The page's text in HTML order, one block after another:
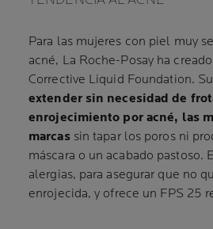
Para las mujeres con piel muy
acné, La Roche-Posay ha
Corrective Liquid Foundation.
extender sin necesidad de
enrojecimiento por acné, las
marcassin tapar los poros ni
máscara o un acabado pastoso.
alergias, para asegurar que no
enrojecida, y ofrece un FPS 25